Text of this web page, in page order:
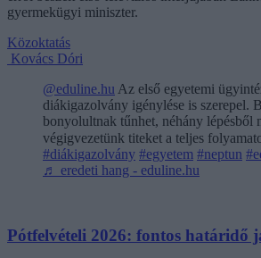
gyermekügyi miniszter.
Közoktatás
Kovács Dóri
@eduline.hu Az első egyetemi
diákigazolvány igénylése is szerepel.
bonyolultnak tűnhet, néhány lépésből
végigvezetünk titeket a teljes
#diákigazolvány #egyetem #neptun
♬ eredeti hang - eduline.hu
Pótfelvételi 2026: fontos határidő